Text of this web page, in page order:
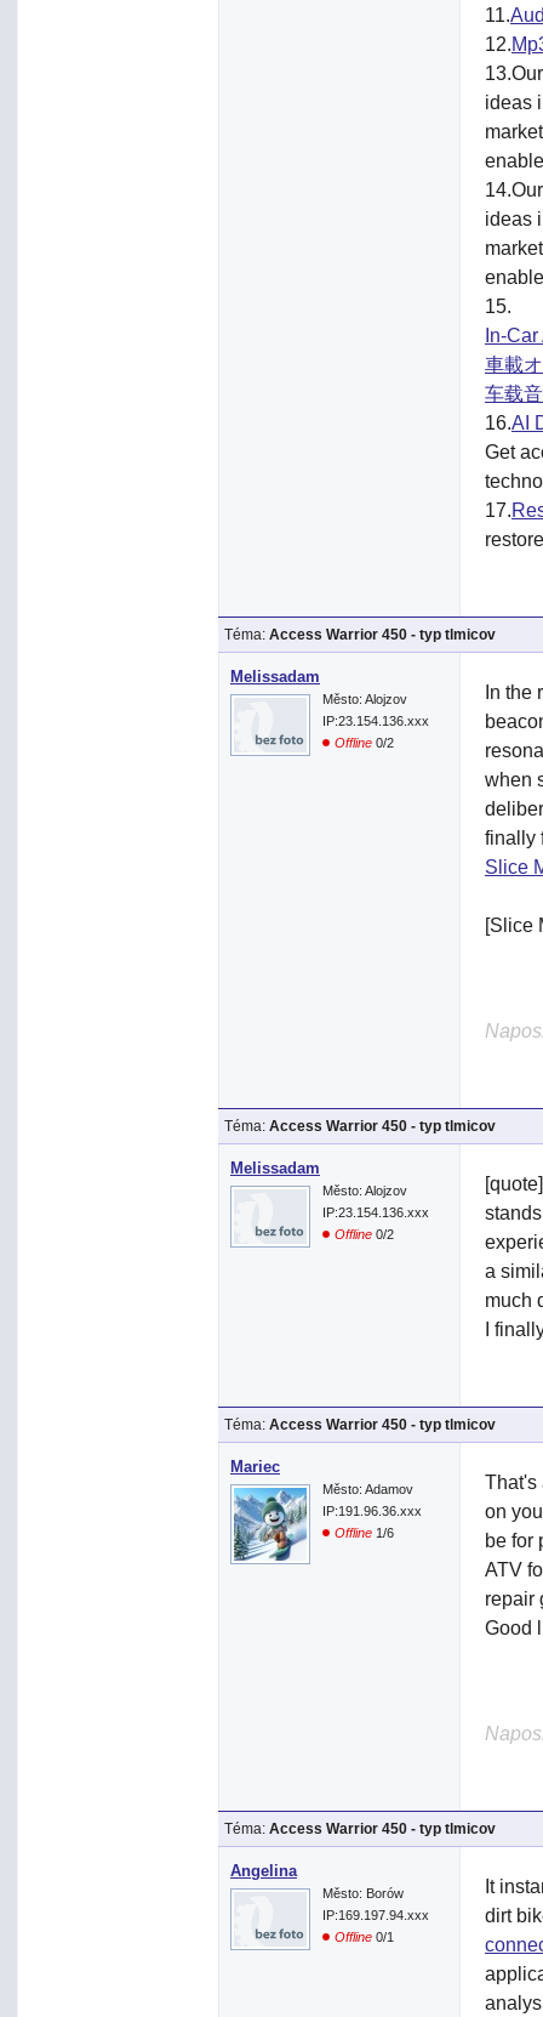
11.
12.
13.Our
ideas
14.Our
ideas
15.
In-
車載
车载
16.AI
Get
17.
Téma: Access Warrior 450 - typ tlmicov
Melissadam
Město: Alojzov
IP:23.154.136.xxx
Offline 0/2
In the
when
finally
Slice
[Slice
Téma: Access Warrior 450 - typ tlmicov
Melissadam
Město: Alojzov
IP:23.154.136.xxx
Offline 0/2
a
much
I
Téma: Access Warrior 450 - typ tlmicov
Mariec
Město: Adamov
IP:191.96.36.xxx
Offline 1/6
That's
on
be for
ATV
repair
Good
Téma: Access Warrior 450 - typ tlmicov
Angelina
Město: Borów
IP:169.197.94.xxx
Offline 0/1
It
dirt